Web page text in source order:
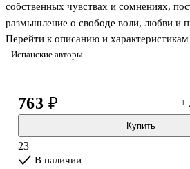
Испанские авторы
собственных чувствах и сомнениях,
размышление о свободе воли, любви и
самостоятельную судьбу. Размывая
героем, Унамуно создает
Текст романа представлен на языке
Перейти к описанию и характеристикам
763 ₽ +
Купить
23
В наличии